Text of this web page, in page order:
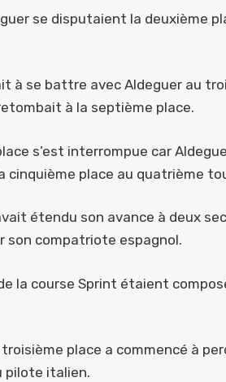
se disputaient la deuxième
à se battre avec Aldeguer au
à la septième place.
s’est interrompue car
cinquième place au quatrième
étendu son avance à deux
son compatriote espagnol.
la course Sprint étaient
troisième place a commencé à
pilote italien.